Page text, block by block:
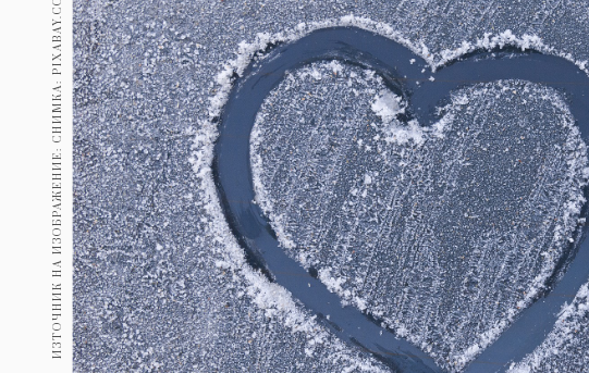
Пътувай 237
Здраве 389
Gentlemen
382
Wellness 1817
ПОСЛЕДВАЙТЕ
НИ
ИЗТОЧНИК НА ИЗОБРАЖЕНИЕ: СНИМКА: PIXABAY.COM/STUX